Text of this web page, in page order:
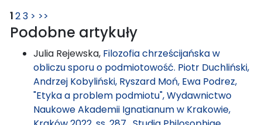
123 > >>
Podobne artykuły
Julia Rejewska, Filozofia chrześcijańska w
obliczu sporu o podmiotowość. Piotr Duchliński,
Andrzej Kobyliński, Ryszard Moń, Ewa Podrez,
"Etyka a problem podmiotu", Wydawnictwo
Naukowe Akademii Ignatianum w Krakowie,